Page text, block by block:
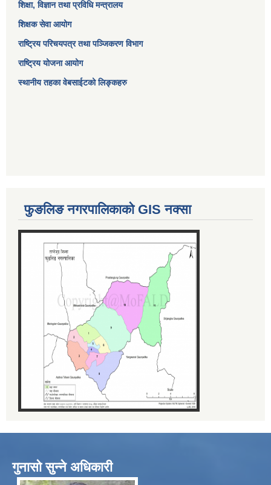
शिक्षा, विज्ञान तथा प्रविधि मन्त्रालय
शिक्षक सेवा आयोग
राष्ट्रिय परिचयपत्र तथा पञ्जिकरण विभाग
राष्ट्रिय योजना आयोग
स्थानीय तहका वेबसाईटको लिङ्कहरु
फुङलिङ नगरपालिकाको GIS नक्सा
गुनासो सुन्ने अधिकारी